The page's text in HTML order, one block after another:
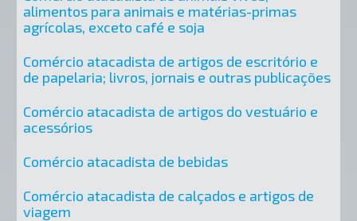
alimentos para animais e matérias-primas
agrícolas, exceto café e soja
Comércio atacadista de artigos de escritório e
de papelaria; livros, jornais e outras publicações
Comércio atacadista de artigos do vestuário e
acessórios
Comércio atacadista de bebidas
Comércio atacadista de calçados e artigos de
viagem